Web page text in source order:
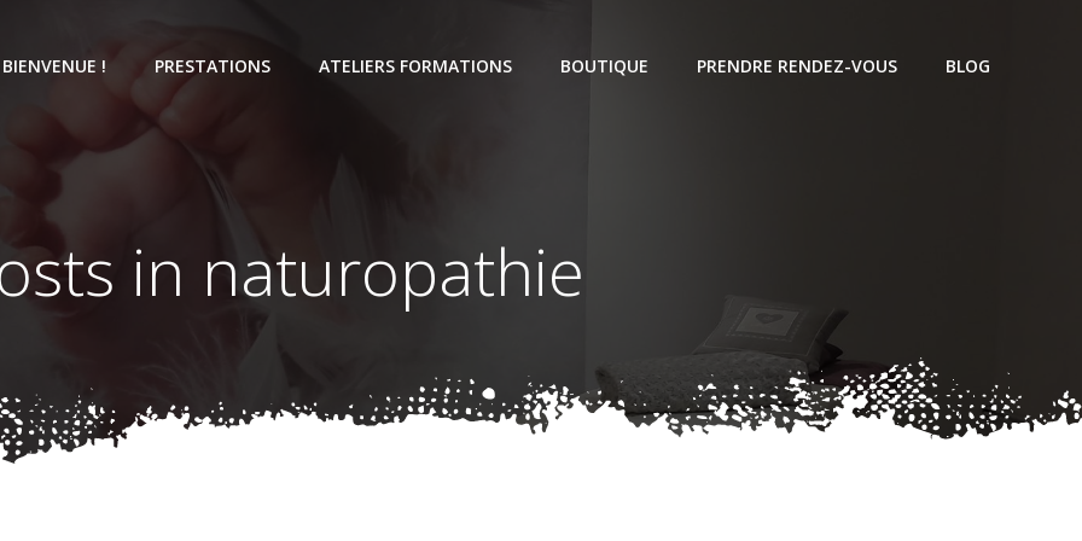
BIENVENUE ! PRESTATIONS ATELIERS FORMATIONS BOUTIQUE PRENDRE RENDEZ-VOUS BLOG
in naturopathie